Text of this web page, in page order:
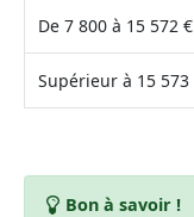
De 7 800 à 15 572 €
Supérieur à 15 573
Bon à savoir !